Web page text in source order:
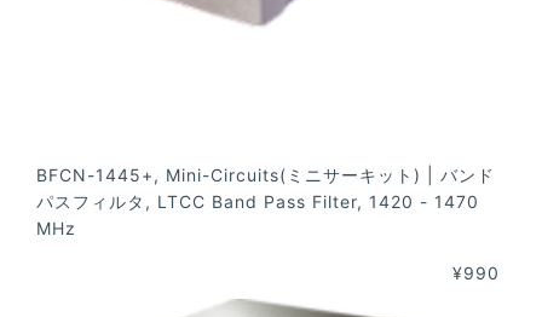
BFCN-1445+, Mini-Circuits(ミニサーキット) | バンド
パスフィルタ, LTCC Band Pass Filter, 1420 - 1470
MHz
¥990